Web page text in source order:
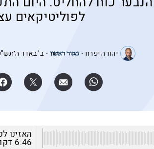
לפוליטיקאים
יהודה יפרח ב' באדר
האזינו
6:46